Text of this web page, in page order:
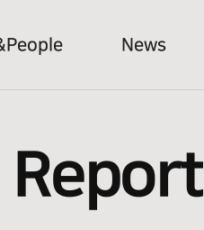
News
Report